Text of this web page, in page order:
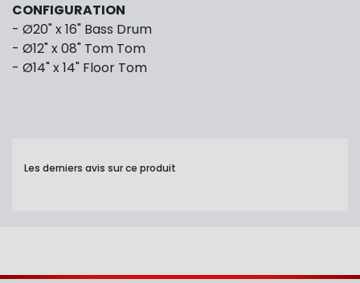
CONFIGURATION
- Ø20" x 16" Bass Drum
- Ø12" x 08" Tom Tom
- Ø14" x 14" Floor Tom
Les derniers avis sur ce produit